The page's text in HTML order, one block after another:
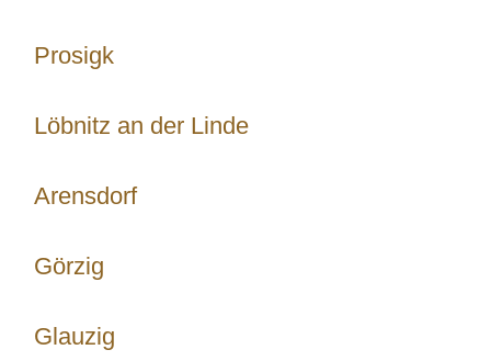
Prosigk
Löbnitz an der Linde
Arensdorf
Görzig
Glauzig